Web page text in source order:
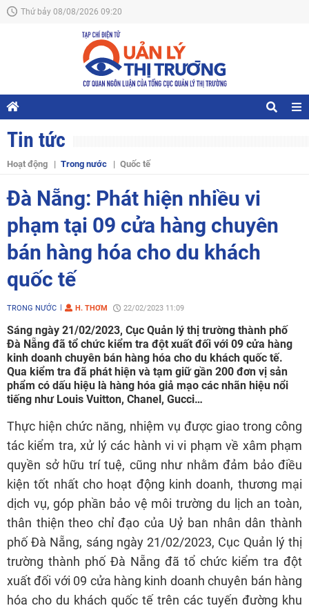
Thứ bảy 08/08/2026 09:20
Tin tức
Hoạt động Trong nước Quốc tế
Đà Nẵng: Phát hiện nhiều vi
phạm tại 09 cửa hàng chuyên
bán hàng hóa cho du khách
quốc tế
TRONG NƯỚC H. THƠM 22/02/2023 11:09
Sáng ngày 21/02/2023, Cục Quản lý thị trường thành phố
Đà Nẵng đã tổ chức kiểm tra đột xuất đối với 09 cửa hàng
kinh doanh chuyên bán hàng hóa cho du khách quốc tế.
Qua kiểm tra đã phát hiện và tạm giữ gần 200 đơn vị sản
phẩm có dấu hiệu là hàng hóa giả mạo các nhãn hiệu nổi
tiếng như Louis Vuitton, Chanel, Gucci…
Thực hiện chức năng, nhiệm vụ được giao trong công
tác kiểm tra, xử lý các hành vi vi phạm về xâm phạm
quyền sở hữu trí tuệ, cũng như nhằm đảm bảo điều
kiện tốt nhất cho hoạt động kinh doanh, thương mại
dịch vụ, góp phần bảo vệ môi trường du lịch an toàn,
thân thiện theo chỉ đạo của Uỷ ban nhân dân thành
phố Đà Nẵng, sáng ngày 21/02/2023, Cục Quản lý thị
trường thành phố Đà Nẵng đã tổ chức kiểm tra đột
xuất đối với 09 cửa hàng kinh doanh chuyên bán hàng
hóa cho du khách quốc tế trên các tuyến đường khu